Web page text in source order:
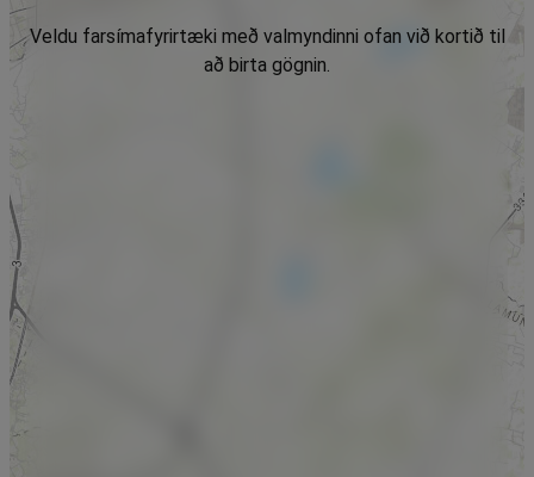
Veldu farsímafyrirtæki með valmyndinni ofan við kortið til
að birta gögnin.